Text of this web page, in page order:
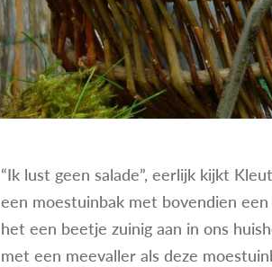
“Ik lust geen salade”, eerlijk kijkt
een moestuinbak met bovendien
het een beetje zuinig aan in ons
met een meevaller als deze